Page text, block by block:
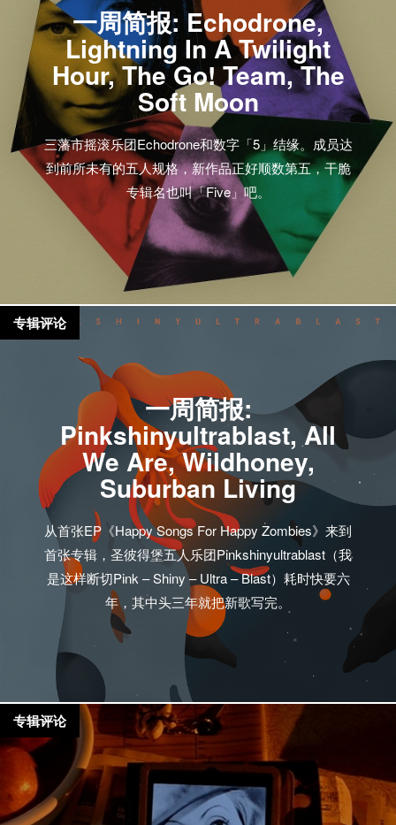
一周简报: Echodrone,
Lightning In A Twilight
Hour, The Go! Team, The
Soft Moon
三藩市摇滚乐团Echodrone和数字「5」结缘。成员达
到前所未有的五人规格，新作品正好顺数第五，干脆
专辑名也叫「Five」吧。
一周简报:
Pinkshinyultrablast, All
We Are, Wildhoney,
Suburban Living
从首张EP《Happy Songs For Happy Zombies》来到
首张专辑，圣彼得堡五人乐团Pinkshinyultrablast（我
是这样断切Pink – Shiny – Ultra – Blast）耗时快要六
年，其中头三年就把新歌写完。
专辑评论
专辑评论